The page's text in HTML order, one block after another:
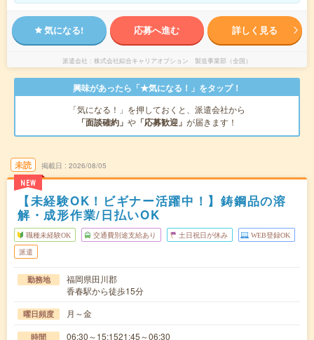
気になる! 応募へ進む 詳しく見る
派遣会社 株式会社綜合キャリアオプション 製造事業部（全国）
興味があったら「★気になる！」をタップ！
「気になる！」を押しておくと、派遣会社から
「面談確約」 や 「応募歓迎」 が届きます！
未読
NEW
掲載日 2026/08/05
【未経験OK！ビギナー活躍中！】鋳鋼品の溶
解・成形作業/日払いOK
職種未経験OK 交通費別途支給あり 土日祝日が休み WEB登録OK
派遣
勤務地
福岡県田川郡
香春駅から徒歩15分
曜日頻度 月～金
時間 06:30～15:1521:45～06:30